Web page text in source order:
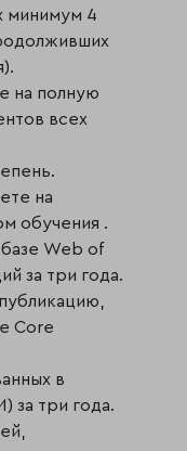
минимум 4
на полную
всех
на
обучения .
Web of
за три года.
Core
в
за три года.